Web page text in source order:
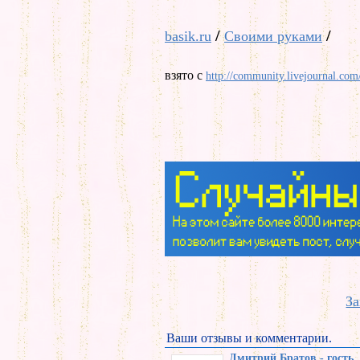
basik.ru /Своими руками/
взято с http://
Ваши отзывы и комментарии.